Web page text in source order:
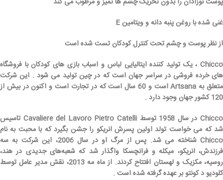
غنی شده با روغن پنبه دانه و ویتامین E
از نظر پوست و چشم تحت کنترل کودکان تست شده است
Chicco ، یک تولید کننده ایتالیایی لباس و اسباب بازی های کودکان با فروشگاه
های خرده فروشی در سراسر جهان است که در چین تولید می شود . این شرکت
متعلق به Artsana است و 60 سال است که در تجارت است و اکنون در بیش از
120 کشور جهان وجود دارد .
Chicco در سال 1958 توسط Cavaliere del Lavoro Pietro Catelli تاسیس
شد که می خواست تولد اولین پسرش انریکو را جشن بگیرد که با محبت به نام
Chicco شناخته می شد. پس از مرگ او در سال 2006، این شرکت به سه
فرزندش، انریکو، میکله و فرانچسکا واگذار شد که شعبه‌های جدیدی در هند،
روسیه، مکزیک و لهستان افتتاح کردند. از ماه مه 2013، نقش مدیر عامل توسط
کلودیو د کونتو بر عهده گرفته شده است .